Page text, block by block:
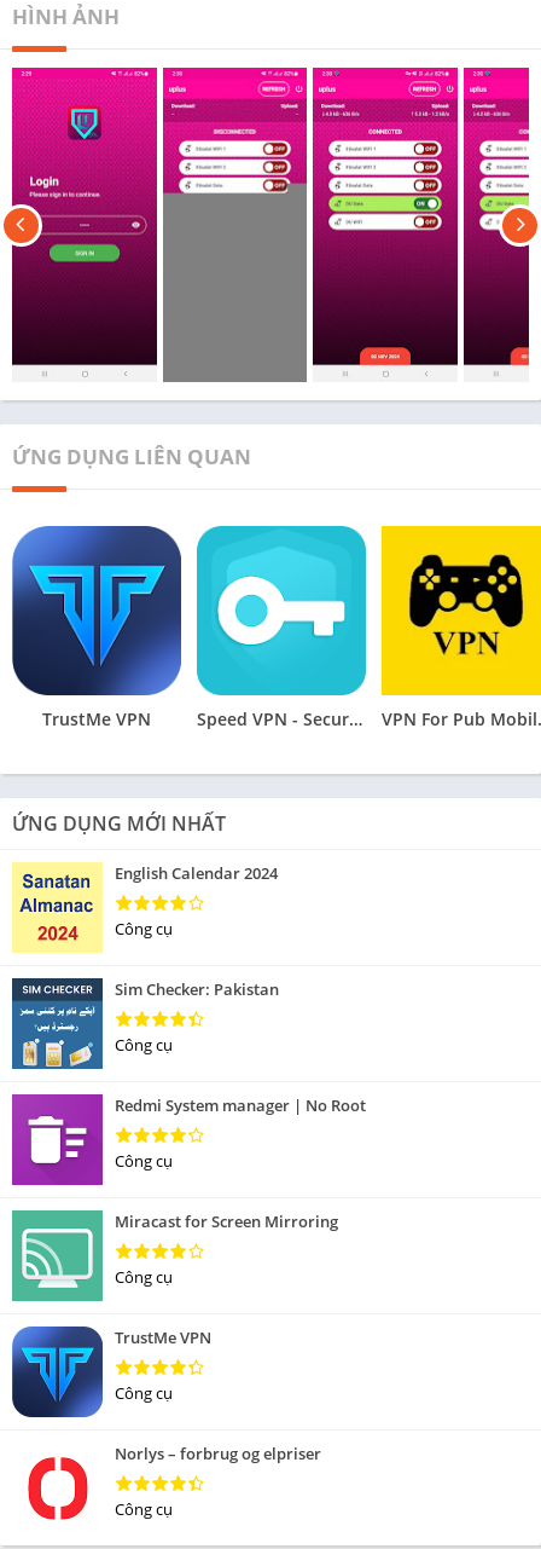
HÌNH ẢNH
ỨNG DỤNG LIÊN QUAN
TrustMe VPN Speed VPN - Secure VPN Proxy
ỨNG DỤNG MỚI NHẤT
English Calendar 2024
Công cụ
Sim Checker: Pakistan
Công cụ
Redmi System manager | No Root
Công cụ
Miracast for Screen Mirroring
Công cụ
TrustMe VPN
Công cụ
Norlys – forbrug og elpriser
Công cụ